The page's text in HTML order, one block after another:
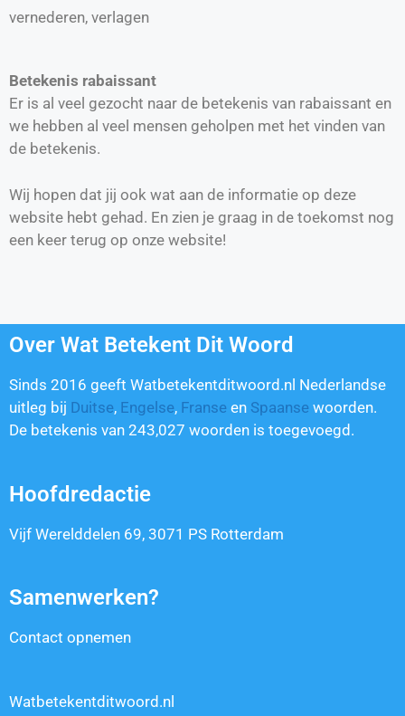
vernederen, verlagen
Betekenis rabaissant
Er is al veel gezocht naar de betekenis van rabaissant en
we hebben al veel mensen geholpen met het vinden van
de betekenis.
Wij hopen dat jij ook wat aan de informatie op deze
website hebt gehad. En zien je graag in de toekomst nog
een keer terug op onze website!
Over Wat Betekent Dit Woord
Sinds 2016 geeft Watbetekentditwoord.nl Nederlandse
uitleg bij Duitse, Engelse, Franse en Spaanse woorden.
De betekenis van 243,027 woorden is toegevoegd.
Hoofdredactie
Vijf Werelddelen 69, 3071 PS Rotterdam
Samenwerken?
Contact opnemen
Watbetekentditwoord.nl